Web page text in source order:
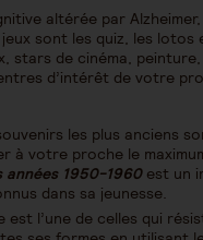
altérée par
sont les quiz, les
stars de cinéma,
d’intérêt de votre
les plus anciens
à votre proche le
années 1950-1960 est un
dans sa jeunesse.
est l’une de celles qui